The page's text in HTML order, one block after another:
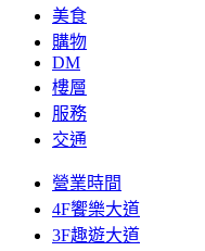
美食
購物
DM
樓層
服務
交通
營業時間
4F饗樂大道
3F趣遊大道